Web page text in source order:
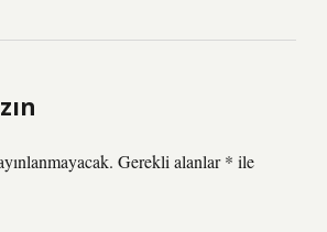
Gerekli alanlar* ile